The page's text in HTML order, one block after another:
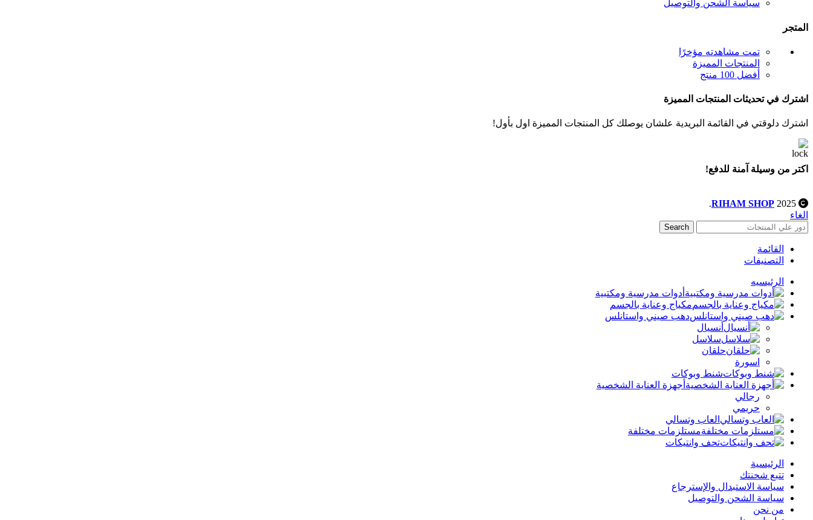
سياسة الشحن والتوصيل
المتجر
تمت مشاهدته مؤخرًا
المنتجات المميزة
أفضل 100 منتج
اشترك في تحديثات المنتجات المميزة
اشترك دلوقتي في القائمة البريدية علشان يوصلك كل المنتجات المميزة اول بأول!
اكتر من وسيلة آمنة للدفع!
RIHAM SHOP
.
الغاء
Search
القائمة
التصنيفات
الرئيسيه
أدوات مدرسية ومكتبية
مكياج وعناية بالجسم
دهب صيني واستانلس
أنسيال
سلاسل
حلقان
اسورة
شنط وبوكات
أجهزة العناية الشخصية
رجالي
حريمي
العاب وتسالي
مستلزمات مختلفة
تحف وانتيكات
الرئيسية
تتبع شحنتك
سياسة الاستبدال والإسترجاع
سياسة الشحن والتوصيل
من نحن